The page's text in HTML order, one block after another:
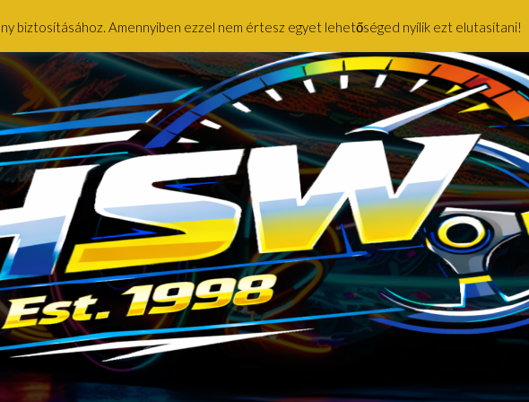
biztosításához. Amennyiben ezzel nem értesz egyet lehetőséged nyílik ezt elutasítani!